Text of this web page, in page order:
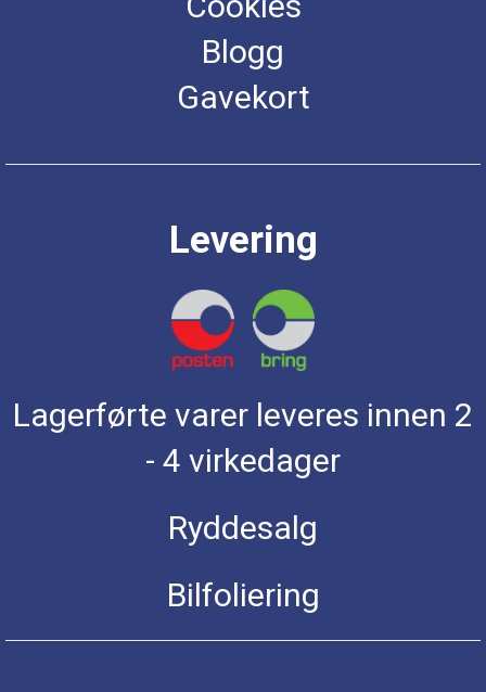
Blogg
Gavekort
Levering
Lagerførte varer leveres innen 2
- 4 virkedager
Ryddesalg
Bilfoliering